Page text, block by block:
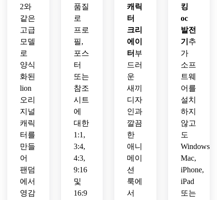
더링,
부드
러운
바람,
영화
같은
가족
친화
적인
분위
기를
사용
하세
요.
적인
적 구
성을
사용
하세
요.
2와
같은
고급
모델
로
양식
화된
lion
오리
지널
캐릭
터를
만들
어
팬덤
에서
영감
품질
로
프로
필,
포스
터
또는
참조
시트
에
대한
1:1,
3:4,
4:3,
9:16
및
16:9
캐릭
터
크리
에이
터 부
드러
운
새끼
디자
인과
깔끔
한
애니
메이
션
룩에
서
킹
oc
발전
기 추
가
소프
트웨
어를
설치
하지
않고
도
Windows,
Mac,
iPhone,
iPad
또는